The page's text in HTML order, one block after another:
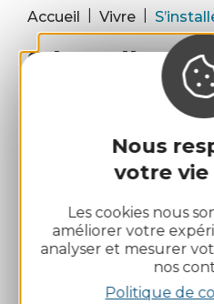
Nous
votre vie
Les cookies nous
améliorer votre
analyser et mesurer
nos
Politique de
Accueil Vivre
S'installer
et bien vivre
territoire à taille
et du quotidien de ses
ou trouver un logement
Communauté de
(La COMPA) met à
concrets, accessibles et
Découvrez ici les